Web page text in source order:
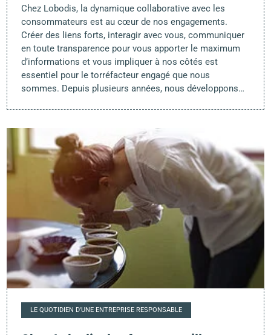
Chez Lobodis, la dynamique collaborative avec les
consommateurs est au cœur de nos engagements.
Créer des liens forts, interagir avec vous, communiquer
en toute transparence pour vous apporter le maximum
d’informations et vous impliquer à nos côtés est
essentiel pour le torréfacteur engagé que nous
sommes. Depuis plusieurs années, nous développons…
LE QUOTIDIEN D'UNE ENTREPRISE RESPONSABLE